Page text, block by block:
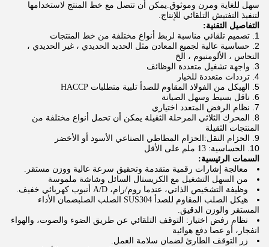
سهل للغاية ومرن وموثوق.يمكن أن تتصل مع خط المنتج لاستخدامها
لتنفيذ التفتيش التلقائي للإنتاج.
التفاصيل التقنية:
تصميم تلقائي مناسبة لربط أنواع مختلفة من خط المنتجات
حساسية عالية لجميع المعادن مثل الحديد الحديدي ، غير الحديدي ،
النحاس ، الألومنيوم ، الخ
واجهة تشغيل متعددة الوظائف
ترددات متعددة للخيار
الهيكل من الفولاذ المقاوم للصدأ تلبية متطلبات HACCP
ناقل بسيط وسهل الصيانة
نظام الرفض المتعدد اختياري
المحرك الثلاثي المرحلة الثقيلة يمكن أن تحمل أنواع مختلفة من
المنتجات الثقيلة
الحزام النقل:الحزام المطاطي الصناعي الأسود أو الأخضر
الحساسية: 13 ملم على الأقل
السمات الرئيسية:
معالجة إشارات رقمية متقدمة وتحقيق سرعة عالية ووزن مستقر.
من السهل التشغيل مع الكريستال السائل وشاشة ملموسة
وظيفة التشخيص الذاتي، عندما روم/رام، A/D أنبوب كهربائي خفيف.
هيكل الصلب المقاوم للصدأ SUS304 الصلب الصلب
ضمان الأداء
المستقر والوزن الدقيق.
نظام رفض اختيار: التوقف التلقائي عن طريق الضوء والصوت، والهواء
انفجار، أو عصا دفع هوائية
زر التوقف الطارئ لضمان سلامة العمل.